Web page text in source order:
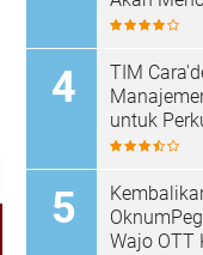
Kerja Baru
TIM
untuk
Wajo OTT